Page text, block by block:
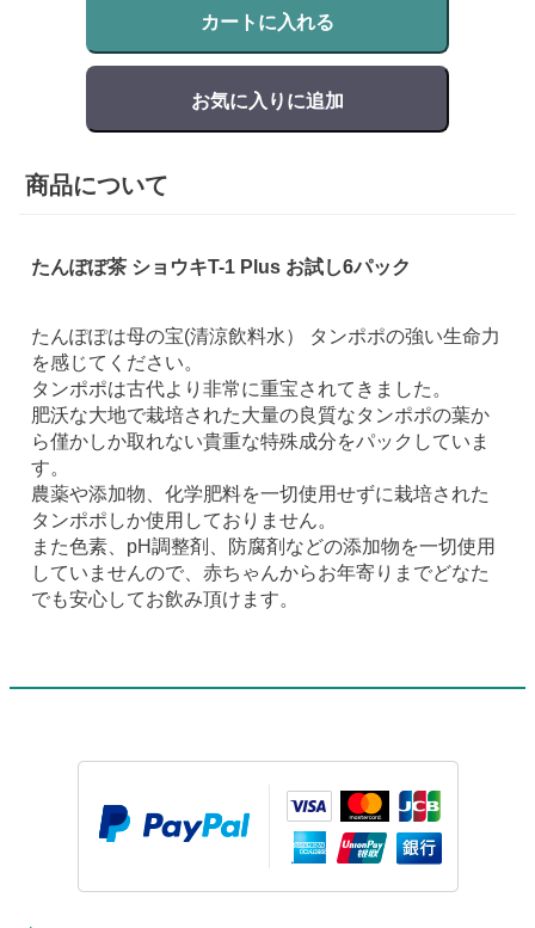
カートに入れる
お気に入りに追加
商品について
たんぽぽ茶 ショウキT-1 Plus お試し6パック
たんぽぽは母の宝(清涼飲料水） タンポポの強い生命力
を感じてください。
タンポポは古代より非常に重宝されてきました。
肥沃な大地で栽培された大量の良質なタンポポの葉か
ら僅かしか取れない貴重な特殊成分をパックしていま
す。
農薬や添加物、化学肥料を一切使用せずに栽培された
タンポポしか使用しておりません。
また色素、pH調整剤、防腐剤などの添加物を一切使用
していませんので、赤ちゃんからお年寄りまでどなた
でも安心してお飲み頂けます。